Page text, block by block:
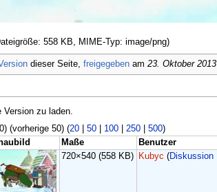
558 KB, MIME-Typ: image/png)
dieser Seite,freigegeben am23. Oktober 2013
zu laden.
(vorherige 50) (20| 50| 100| 250| 500)
Maße Benutzer
720×540(558 KB) Kubyc (Diskussion